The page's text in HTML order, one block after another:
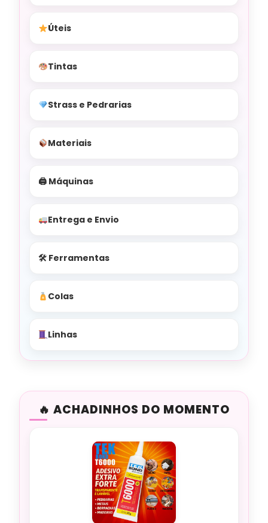
Úteis
Tintas
Strass e Pedrarias
Materiais
🖨 Máquinas
Entrega e Envio
🛠 Ferramentas
Colas
Linhas
ACHADINHOS DO MOMENTO